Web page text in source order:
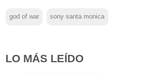
god of war sony santa monica
LO MÁS LEÍDO